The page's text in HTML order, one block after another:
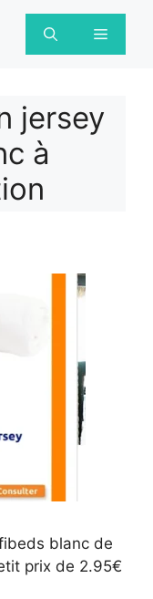
Menu
jersey
à
blanc de
prix de 2.95€